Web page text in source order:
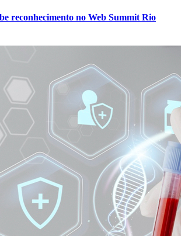
reconhecimento no Web Summit Rio